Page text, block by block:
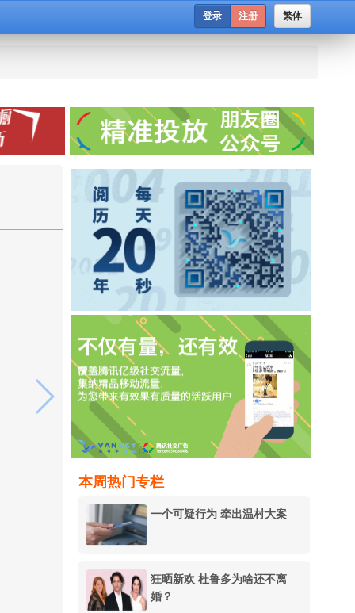
繁体
登录 注册
本周热门专栏
一个可疑行为 牵出温村大案
狂晒新欢 杜鲁多为啥还不离
婚？